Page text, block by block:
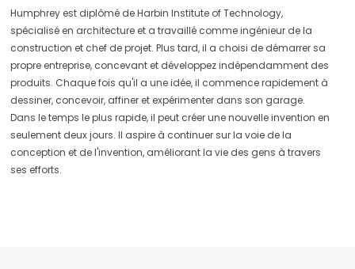
Humphrey est diplômé de Harbin Institute of Technology,
spécialisé en architecture et a travaillé comme ingénieur de la
construction et chef de projet. Plus tard, il a choisi de démarrer sa
propre entreprise, concevant et développez indépendamment des
produits. Chaque fois qu'il a une idée, il commence rapidement à
dessiner, concevoir, affiner et expérimenter dans son garage.
Dans le temps le plus rapide, il peut créer une nouvelle invention en
seulement deux jours. Il aspire à continuer sur la voie de la
conception et de l'invention, améliorant la vie des gens à travers
ses efforts.